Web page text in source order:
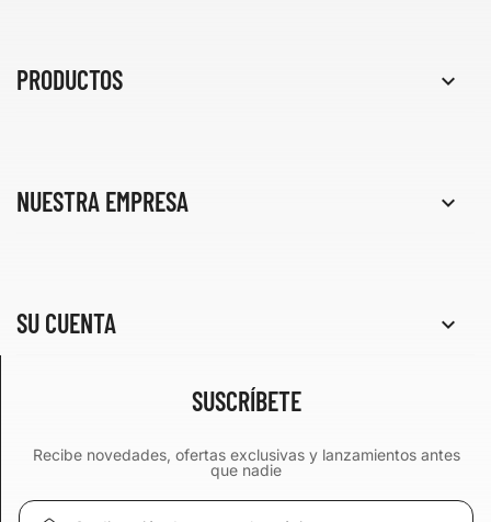
PRODUCTOS 
NUESTRA EMPRESA 
SU CUENTA 
SUSCRÍBETE
Recibe novedades, ofertas exclusivas y lanzamientos antes
que nadie